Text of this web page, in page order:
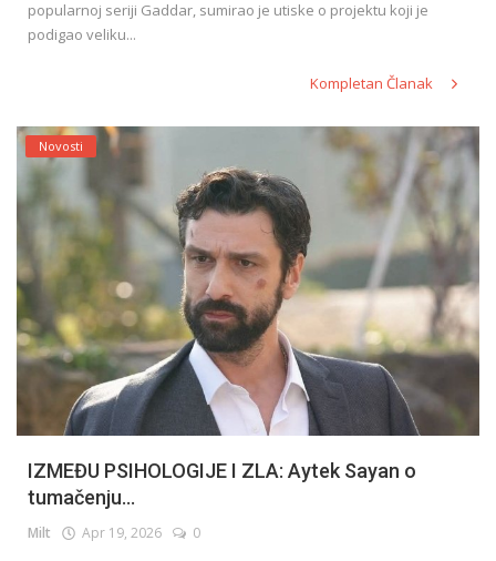
popularnoj seriji Gaddar, sumirao je utiske o projektu koji je
podigao veliku...
Kompletan Članak
Novosti
IZMEĐU PSIHOLOGIJE I ZLA: Aytek Sayan o
tumačenju...
Milt Apr 19, 2026 0